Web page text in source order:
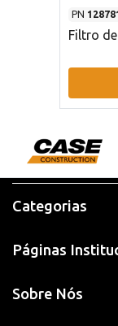
PN
Filtro
Categorias
Páginas
Sobre Nós